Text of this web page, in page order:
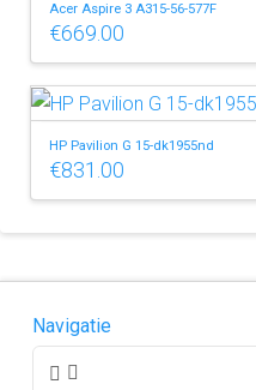
Acer Aspire 3 A315-56-577F
€669.00
HP Pavilion G 15-dk1955nd
€831.00
Navigatie